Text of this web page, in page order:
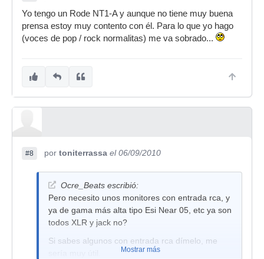
Yo tengo un Rode NT1-A y aunque no tiene muy buena
prensa estoy muy contento con él. Para lo que yo hago
(voces de pop / rock normalitas) me va sobrado...
#8 por toniterrassa el 06/09/2010
Ocre_Beats escribió:
Pero necesito unos monitores con entrada rca, y
ya de gama más alta tipo Esi Near 05, etc ya son
todos XLR y jack no?
Si sabes algunos con entrada rca dímelo, me
Mostrar más